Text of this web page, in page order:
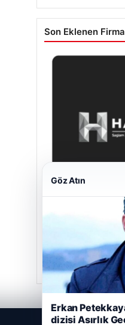
Son Eklenen
Göz Atın
Erkan
dizisi Asırlık